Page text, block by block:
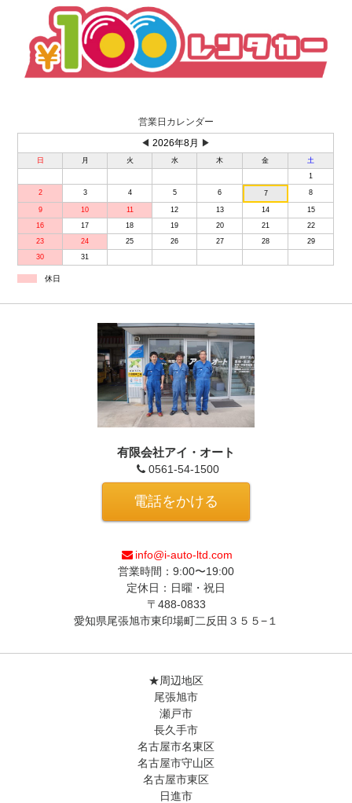
営業日カレンダー
◀ 2026年8月 ▶
日 月 火 水 木 金
土
1
2 3 4 5 6 7 8
9 10 11 12 13 14
15
16
17 18 19 20 21
22
23
24 25 26 27 28
29
30
31
休日
有限会社アイ・オート
0561-54-1500
電話をかける
info@i-auto-ltd.com
営業時間：9:00〜19:00
定休日：日曜・祝日
〒488-0833
愛知県尾張旭市東印場町二反田３５５−１
★周辺地区
尾張旭市
瀬戸市
長久手市
名古屋市名東区
名古屋市守山区
名古屋市東区
日進市